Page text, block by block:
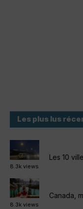
Les plus lus
Les 10
8.3k views
Canada,
8.3k views